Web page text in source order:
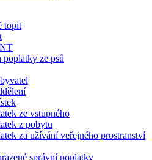
topit
poplatky ze psů
ze vstupného
z pobytu
za užívání veřejného prostranství
správní poplatky